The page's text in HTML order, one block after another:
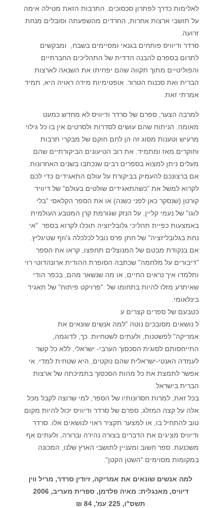
לאלימות כדרך לפתרון סכסוכים. התרבות הזאת מטילה אימה
על תושבי ארצות אחרות, החרדים מהשפעתה וסובלים מנחת
זרועה.
סרדר ודיוויס פותחים בגנאי ומסיימים בשבח, ומבקשים
לתרום בספרם להבנה הדדית של התהליכים החברתיים
והפוליטיים מתוך תקווה שהם יפחיתו את השנאה לארצות
הברית ואת סכנות הטרור. אופטימיות מידה ראויה היא, תמיד
אמרתי זאת.
למרבה הצער, ספרם של סרדר ודיוויס לא מחדש כמעט
מאומה. הניתוח שהם עושים לסדרות ולסרטים אין בו כל גילוי
מרעיש וטענות מסוג זה הן לחם חוקם של מבקרי תרבות
וחוקרים מאז ומתמיד. את רוב הטיעונים הביקורתיים שהם
מעלים ניתן למצוא בספרים רבים שנכתבו בשנים האחרונות.
אם ברצונכם להעמיק בביקורת על עולם התאגידים כדי לכם
לקרוא למשל את "כשהתאגידים שולטים בעולם" של דיוויד
קורטן (שנסקר כאן לפני כשנה) או את הספר הקלאסי "בלי
לוגו" של נעמי קליין. על הנזק שגורמת קרן המטבע העולמית
באמצעות כפיית תהליכי גלובליזציה תוכלו לקרוא בספר "אי
נחת בגלובליזציה" של חתן פרס נובל לכלכלה ג'וזף שטיגליץ.
אם בנקודת מבטם של המנוצלים תחפצו, קראו את הספר
"דיבורים על מלחמה" שכתבה הסופרת ההודית ארונהדוטי רוי
ותלמדו איך נראים החיים, או מה שנשאר מהם, בכפר הודי
שאיתרע מזלו להיות בתחומו של "פרויקט פיתוח" של תאגיד
בינלאומי.
כטבעם של ספרים קצרים ע
ל נושאים מסובכים נוטה "למה אנשים שונאים את
אמריקה" לפשטנות, ולעתים לשטחיות. כך, לדוגמה,
התייחסותם לסוגית הסכסוך הערבי- ישראלי, ללא כל קשר
לעמדה האנטי-ישראלית שהם נוקטים, היא שטחית למדי. אי
אפשר לתמצת את כל מהות הסכסוך בתמיכתה של ארצות
הברית בישראל.
בכל זאת, למרות חסרונותיו של הספר, למי שרוצה לקבל מכל
אלה על קצה המזלג, ספרם של סרדר ודיוויס יכול להיות מקום
טוב להתחיל בו, או למצער תקציר ראוי לנושאים אלו. סרדר
ודיוויס מציגים את הדברים בצורה נהירה וברורה, ולעתים אף
משכנעת. ספר חשוב ומעניין לתושבי הארץ שלנו, המכונה
במקומות מסוימים "השטן הקטן".
למה אנשים שונאים את אמריקה, זיודין סרדר, מריל ווין
דיוויס, מאנגלית: מאיה פלדמן, ספרית מעריב, 2006
תשס"ו, 225 עמ', 84 ₪